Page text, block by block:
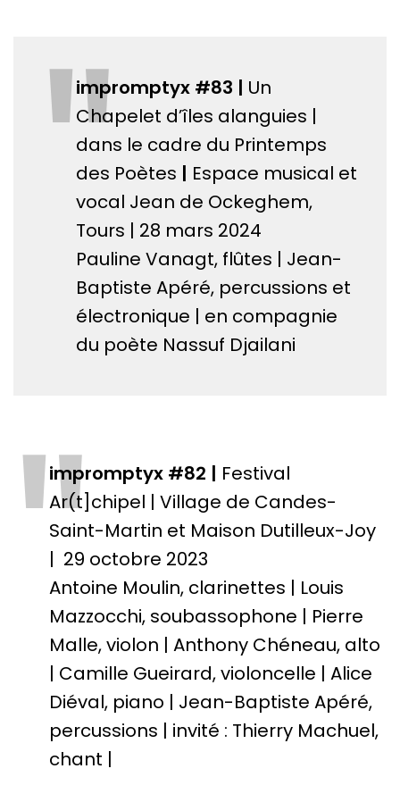
"
impromptyx #83 | Un
Chapelet d’îles alanguies |
dans le cadre du Printemps
des Poètes | Espace musical et
vocal Jean de Ockeghem,
Tours | 28 mars 2024
Pauline Vanagt, flûtes | Jean-
Baptiste Apéré, percussions et
électronique | en compagnie
du poète Nassuf Djailani
"
impromptyx #82 | Festival
Ar(t]chipel | Village de Candes-
Saint-Martin et Maison Dutilleux-Joy
| 29 octobre 2023
Antoine Moulin, clarinettes | Louis
Mazzocchi, soubassophone | Pierre
Malle, violon | Anthony Chéneau, alto
| Camille Gueirard, violoncelle | Alice
Diéval, piano | Jean-Baptiste Apéré,
percussions | invité : Thierry Machuel,
chant |